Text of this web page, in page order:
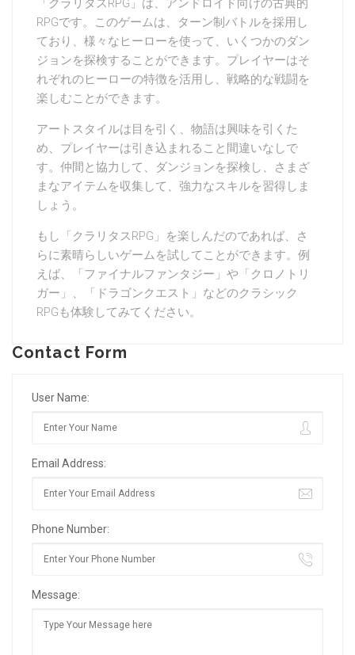
「クラリタスRPG」は、アンドロイド向けの古典的
RPGです。このゲームは、ターン制バトルを採用し
ており、様々なヒーローを使って、いくつかのダン
ジョンを探検することができます。プレイヤーはそ
れぞれのヒーローの特徴を活用し、戦略的な戦闘を
楽しむことができます。
アートスタイルは目を引く、物語は興味を引くた
め、プレイヤーは引き込まれること間違いなしで
す。仲間と協力して、ダンジョンを探検し、さまざ
まなアイテムを収集して、強力なスキルを習得しま
しょう。
もし「クラリタスRPG」を楽しんだのであれば、さ
らに素晴らしいゲームを試してことができます。例
えば、「ファイナルファンタジー」や「クロノトリ
ガー」、「ドラゴンクエスト」などのクラシック
RPGも体験してみてください。
Contact Form
User Name:
Email Address:
Phone Number:
Message: